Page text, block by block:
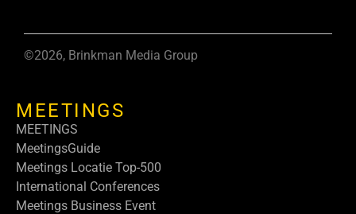
©2026, Brinkman Media Group
MEETINGS
MEETINGS
MeetingsGuide
Meetings Locatie Top-500
International Conferences
Meetings Business Event